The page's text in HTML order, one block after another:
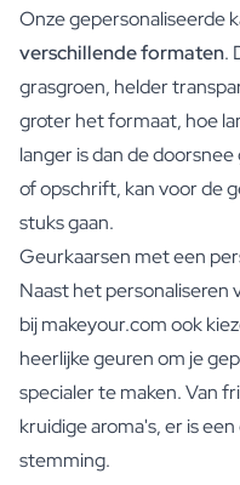
Onze gepersonaliseerde
verschillende formaten.
grasgroen, helder
groter het formaat, hoe
langer is dan de
of opschrift, kan voor de
stuks gaan.
Geurkaarsen met een
Naast het personaliseren
bij makeyour.com ook
heerlijke geuren om je
specialer te maken. Van
kruidige aroma's, er is
stemming.